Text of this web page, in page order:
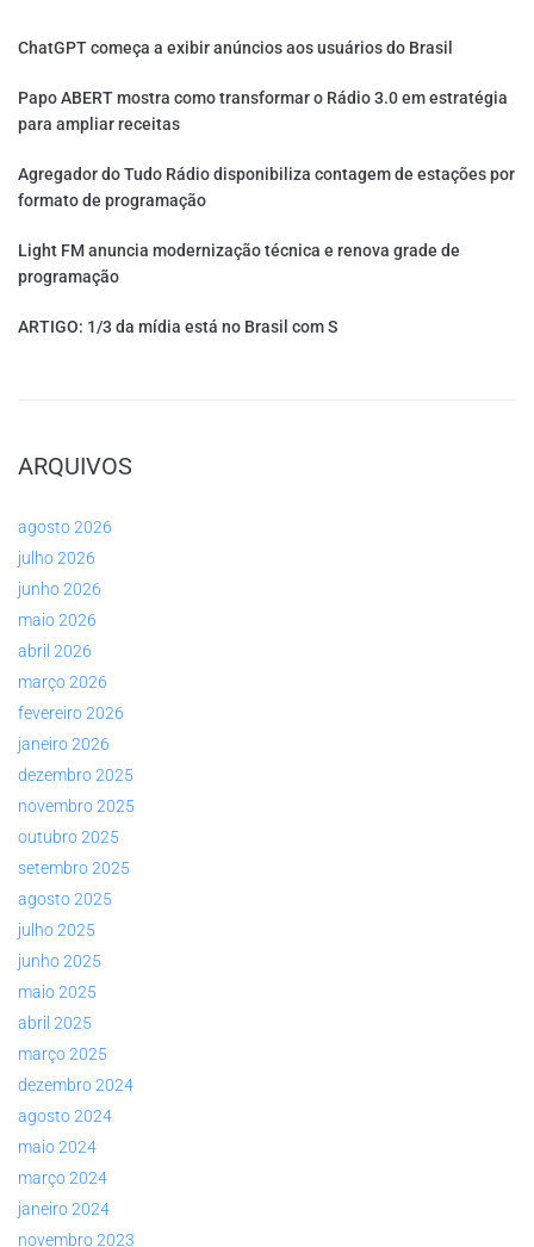
ChatGPT começa a exibir anúncios aos usuários do Brasil
Papo ABERT mostra como transformar o Rádio 3.0 em estratégia
para ampliar receitas
Agregador do Tudo Rádio disponibiliza contagem de estações por
formato de programação
Light FM anuncia modernização técnica e renova grade de
programação
ARTIGO: 1/3 da mídia está no Brasil com S
ARQUIVOS
agosto 2026
julho 2026
junho 2026
maio 2026
abril 2026
março 2026
fevereiro 2026
janeiro 2026
dezembro 2025
novembro 2025
outubro 2025
setembro 2025
agosto 2025
julho 2025
junho 2025
maio 2025
abril 2025
março 2025
dezembro 2024
agosto 2024
maio 2024
março 2024
janeiro 2024
novembro 2023